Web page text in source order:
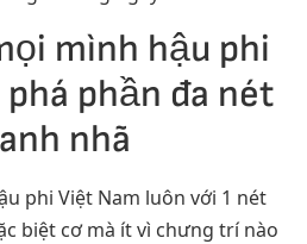
mình hậu phi
phần đa nét
nhã
phi Việt Nam luôn với 1 nét
biệt cơ mà ít vì chưng trí nào